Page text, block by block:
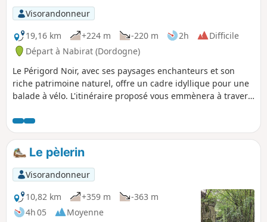
Visorandonneur
19,16 km
+224 m -220 m 2h
Difficile
Départ à Nabirat (Dordogne)
Le Périgord Noir, avec ses paysages enchanteurs et son
riche patrimoine naturel, offre un cadre idyllique pour une
balade à vélo. L'itinéraire proposé vous emmènera à travers
Nabirat. Tout au long de ce parcours, vous aurez l'occasion
d'explorer la diversité des forêts locales, de comprendre
l'importance des haies dans l'écosystème et de découvrir les
pratiques agricoles de la région.
Le pèlerin
Visorandonneur
10,82 km
+359 m
-363 m
4h 05
Moyenne